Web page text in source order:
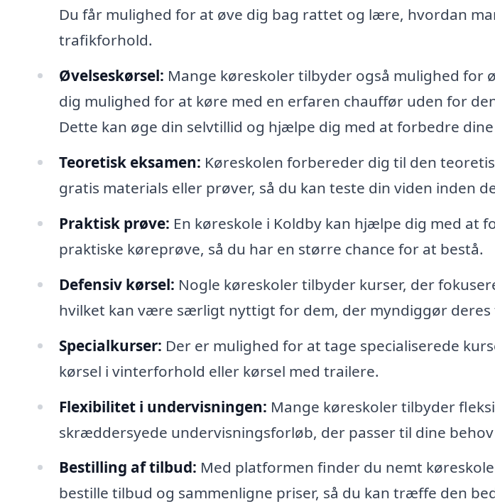
Du får mulighed for at øve dig bag rattet og lære, hvordan
trafikforhold.
Øvelseskørsel: Mange køreskoler tilbyder også mulighed for
dig mulighed for at køre med en erfaren chauffør uden for
Dette kan øge din selvtillid og hjælpe dig med at forbedre
Teoretisk eksamen: Køreskolen forbereder dig til den
gratis materials eller prøver, så du kan teste din viden inden
Praktisk prøve: En køreskole i Koldby kan hjælpe dig med at
praktiske køreprøve, så du har en større chance for at bestå.
Defensiv kørsel: Nogle køreskoler tilbyder kurser, der
hvilket kan være særligt nyttigt for dem, der myndiggør
Specialkurser: Der er mulighed for at tage specialiserede
kørsel i vinterforhold eller kørsel med trailere.
Flexibilitet i undervisningen: Mange køreskoler tilbyder
skræddersyede undervisningsforløb, der passer til dine
Bestilling af tilbud: Med platformen finder du nemt
bestille tilbud og sammenligne priser, så du kan træffe den